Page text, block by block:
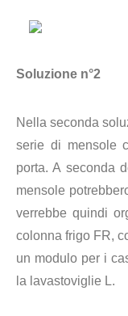
Soluzione n°2
Nella seconda
serie di mensole
porta. A seconda
mensole
verrebbe quindi
colonna frigo FR,
un modulo per i
la lavastoviglie L.